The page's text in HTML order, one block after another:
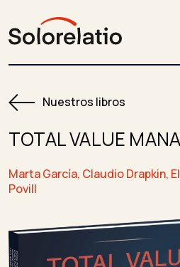
Nuestros libros
TOTAL VALUE
Marta García, Claudio Drapkin,
Povill